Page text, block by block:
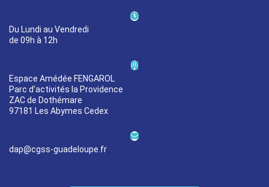
Du Lundi au Vendredi
de 09h à 12h
Espace Amédée FENGAROL
Parc d’activités la Providence
ZAC de Dothémare
97181 Les Abymes Cedex
dap@cgss-guadeloupe.fr